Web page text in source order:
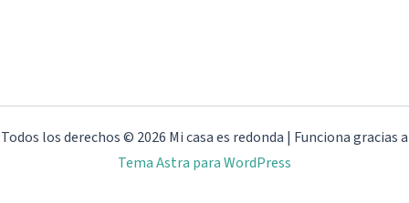
Todos los derechos © 2026 Mi casa es redonda | Funciona gracias a
Tema Astra para WordPress